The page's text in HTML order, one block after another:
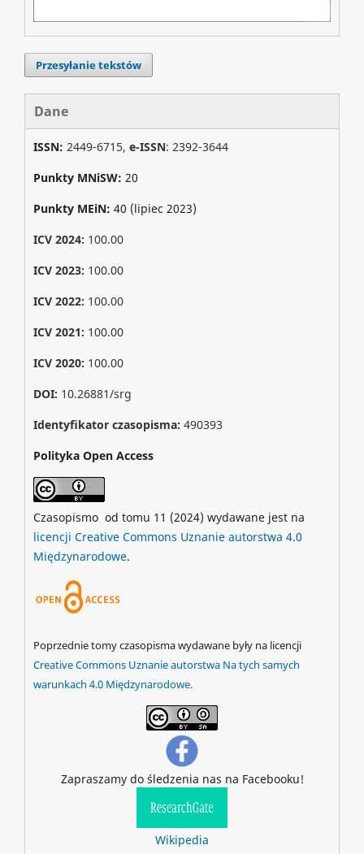
Przesyłanie tekstów
Dane
ISSN: 2449-6715, e-ISSN: 2392-3644
Punkty MNiSW: 20
Punkty MEiN: 40 (lipiec 2023)
ICV 2024: 100.00
ICV 2023: 100.00
ICV 2022: 100.00
ICV 2021: 100.00
ICV 2020: 100.00
DOI: 10.26881/srg
Identyfikator czasopisma: 490393
Polityka Open Access
Czasopismo od tomu 11 (2024) wydawane jest na
licencji Creative Commons Uznanie autorstwa 4.0
Międzynarodowe.
Poprzednie tomy czasopisma wydawane były na licencji
Creative Commons Uznanie autorstwa Na tych samych
warunkach 4.0 Międzynarodowe.
Zapraszamy do śledzenia nas na Facebooku!
Wikipedia